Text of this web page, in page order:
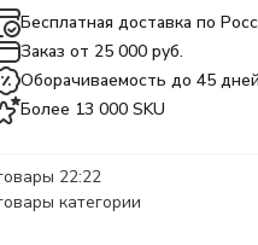
Бесплатная доставка по
Заказ от 25 000 руб.
Оборачиваемость до 45 дней
Более 13 000 SKU
22:22
категории